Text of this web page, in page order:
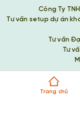
Trang chủ
Công Ty
Tư vấn setup dự án
Tư vấn
Tư